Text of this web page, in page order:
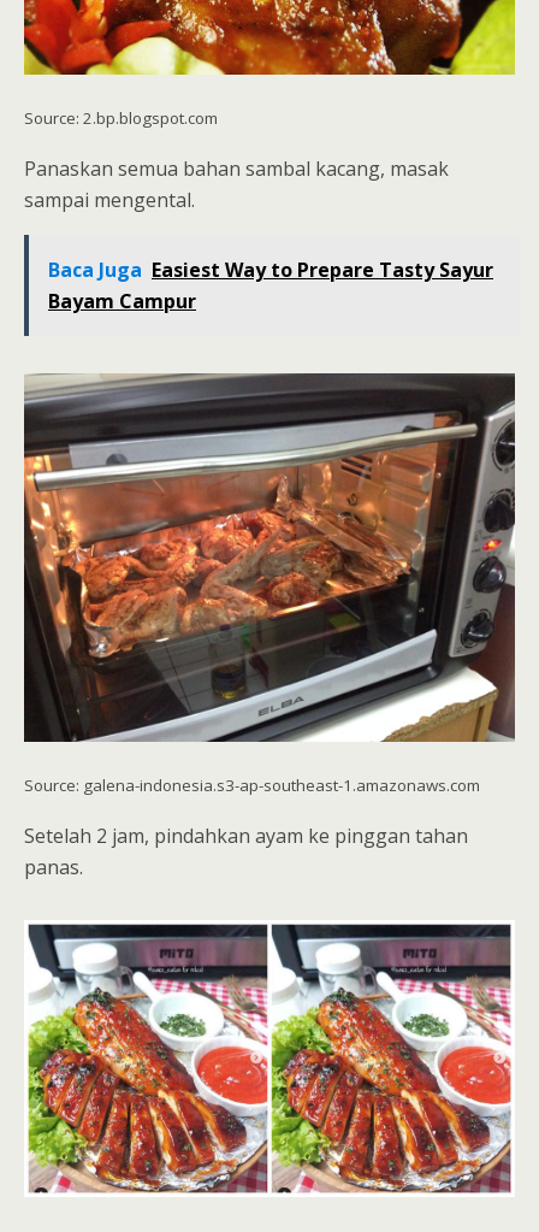
Source: 2.bp.blogspot.com
Panaskan semua bahan sambal kacang, masak
sampai mengental.
Baca Juga Easiest Way to Prepare Tasty Sayur
Bayam Campur
Source: galena-indonesia.s3-ap-southeast-1.amazonaws.com
Setelah 2 jam, pindahkan ayam ke pinggan tahan
panas.